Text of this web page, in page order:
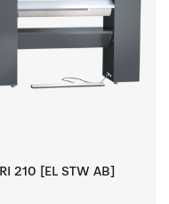
210 [EL STW AB]